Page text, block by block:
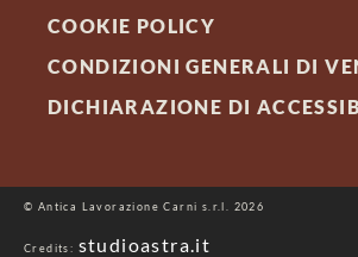
COOKIE POLICY
CONDIZIONI GENERALI DI
DICHIARAZIONE DI
© Antica Lavorazione Carni s.r.l. 2026
Credits: studioastra.it